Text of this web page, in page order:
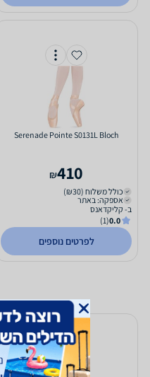
Serenade Pointe S0131L Bloch
410
₪
כולל משלוח (₪30)
אספקה: באתר
ב- קליקדאנס
0.0
(1)
לפרטים נוספים